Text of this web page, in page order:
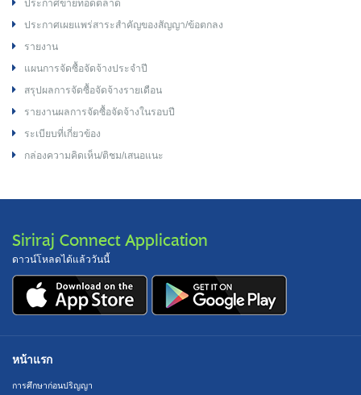
ประกาศขายทอดตลาด
ประกาศเผยแพร่สาระสำคัญของสัญญา/ข้อตกลง
รายงาน
แผนการจัดซื้อจัดจ้างประจำปี
สรุปผลการจัดซื้อจัดจ้างรายเดือน
รายงานผลการจัดซื้อจัดจ้างในรอบปี
ระเบียบที่เกี่ยวข้อง
กล่องความคิดเห็น/ติชม/เสนอแนะ
Siriraj Connect Application
ดาวน์โหลดได้แล้ววันนี้
หน้าแรก
การศึกษาก่อนปริญญา